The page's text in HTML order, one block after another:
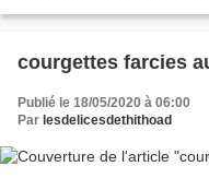
courgettes farcies
Publié le 18/05/2020 à 06:00
Par lesdelicesdethithoad